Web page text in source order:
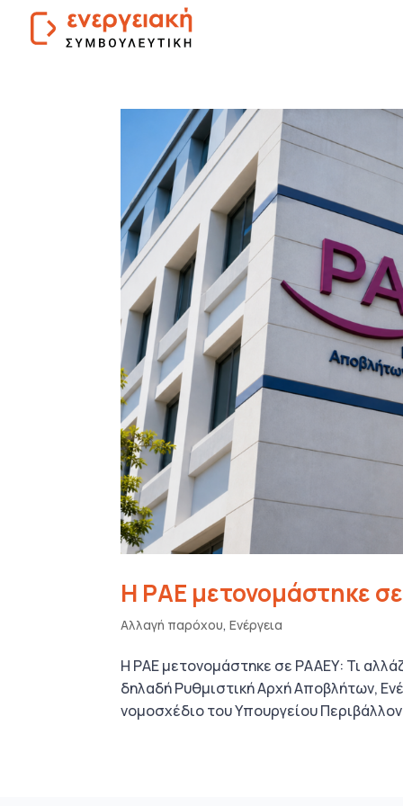
Η ΡΑΕ μετονομάστηκε
Αλλαγή παρόχου,Ενέργεια
Η ΡΑΕ μετονομάστηκε σε ΡΑΑΕΥ: Τι
δηλαδή Ρυθμιστική Αρχή Αποβλήτων,
νομοσχέδιο του Υπουργείου